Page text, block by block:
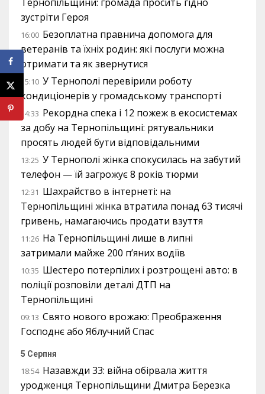
зустріти Героя
16:00 Безоплатна правнича допомога для
ветеранів та їхніх родин: які послуги можна
отримати та як звернутися
15:10 У Тернополі перевірили роботу
кондиціонерів у громадському транспорті
14:33 Рекордна спека і 12 пожеж в екосистемах
за добу на Тернопільщині: рятувальники
просять людей бути відповідальними
13:25 У Тернополі жінка спокусилась на забутий
телефон — їй загрожує 8 років тюрми
12:31 Шахрайство в інтернеті: на
Тернопільщині жінка втратила понад 63 тисячі
гривень, намагаючись продати взуття
11:26 На Тернопільщині лише в липні
затримали майже 200 п’яних водіїв
10:35 Шестеро потерпілих і розтрощені авто: в
поліції розповіли деталі ДТП на
Тернопільщині
09:13 Свято нового врожаю: Преображення
Господнє або Яблучний Спас
5 Серпня
18:54 Назавжди 33: війна обірвала життя
уродженця Тернопільщини Дмитра Березка